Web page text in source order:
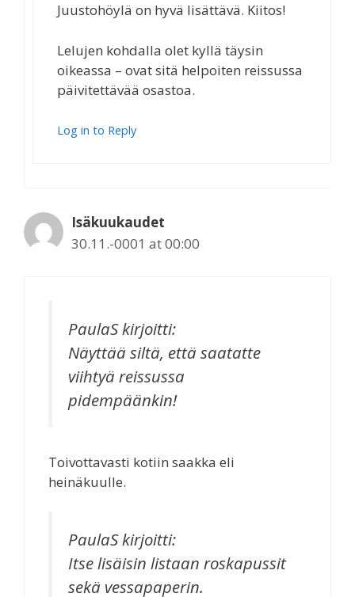
Juustohöylä on hyvä lisättävä. Kiitos!
Lelujen kohdalla olet kyllä täysin
oikeassa – ovat sitä helpoiten reissussa
päivitettävää osastoa.
Log in to Reply
Isäkuukaudet
30.11.-0001 at 00:00
PaulaSkirjoitti:
Näyttää siltä, että saatatte
viihtyä reissussa
pidempäänkin!
Toivottavasti kotiin saakka eli
heinäkuulle.
PaulaSkirjoitti:
Itse lisäisin listaan roskapussit
sekä vessapaperin.